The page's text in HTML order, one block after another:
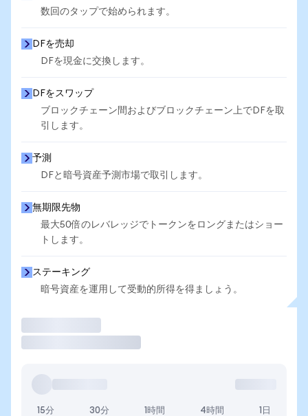
数回のタップで始められます。
DFを売却
DFを現金に交換します。
DFをスワップ
ブロックチェーン間およびブロックチェーン上でDFを取
引します。
予測
DFと暗号資産予測市場で取引します。
無期限先物
最大50倍のレバレッジでトークンをロングまたはショー
トします。
ステーキング
暗号資産を運用して受動的所得を得ましょう。
15分 30分 1時間 4時間 1日